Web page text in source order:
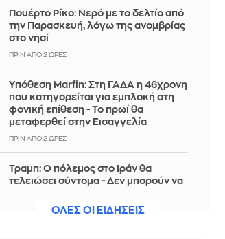
Πουέρτο Ρίκο: Νερό με το δελτίο από
την Παρασκευή, λόγω της ανομβρίας
στο νησί
ΠΡΙΝ ΑΠΌ 2 ΏΡΕΣ
Υπόθεση Marfin: Στη ΓΑΔΑ η 46χρονη
που κατηγορείται για εμπλοκή στη
φονική επίθεση - Το πρωί θα
μεταφερθεί στην Εισαγγελία
ΠΡΙΝ ΑΠΌ 2 ΏΡΕΣ
Τραμπ: Ο πόλεμος στο Ιράν θα
τελειώσει σύντομα - Δεν μπορούν να
ΠΡΙΝ ΑΠΌ 2 ΏΡΕΣΟΛΕΣ ΟΙ ΕΙΔΗΣΕΙΣ